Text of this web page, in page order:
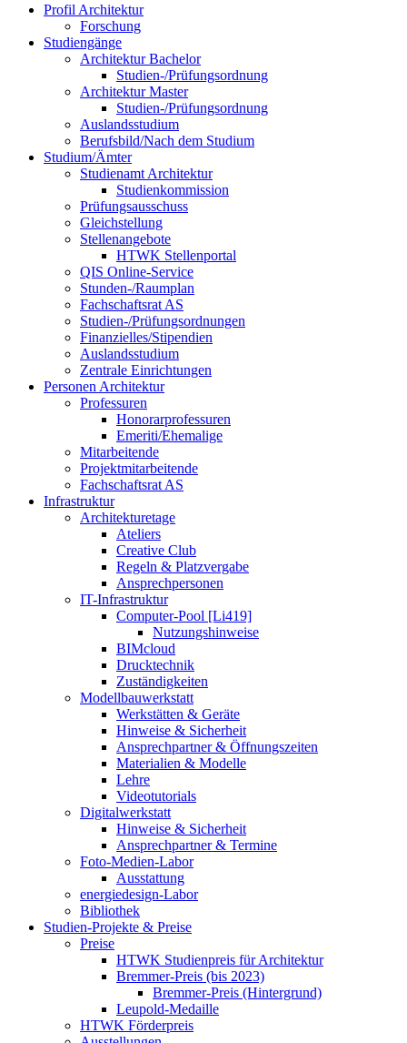
Profil Architektur
Forschung
Studiengänge
Architektur Bachelor
Studien-/Prüfungsordnung
Architektur Master
Studien-/Prüfungsordnung
Auslandsstudium
Berufsbild/Nach dem Studium
Studium/Ämter
Studienamt Architektur
Studienkommission
Prüfungsausschuss
Gleichstellung
Stellenangebote
HTWK Stellenportal
QIS Online-Service
Stunden-/Raumplan
Fachschaftsrat AS
Studien-/Prüfungsordnungen
Finanzielles/Stipendien
Auslandsstudium
Zentrale Einrichtungen
Personen Architektur
Professuren
Honorarprofessuren
Emeriti/Ehemalige
Mitarbeitende
Projektmitarbeitende
Fachschaftsrat AS
Infrastruktur
Architekturetage
Ateliers
Creative Club
Regeln & Platzvergabe
Ansprechpersonen
IT-Infrastruktur
Computer-Pool [Li419]
Nutzungshinweise
BIMcloud
Drucktechnik
Zuständigkeiten
Modellbauwerkstatt
Werkstätten & Geräte
Hinweise & Sicherheit
Ansprechpartner & Öffnungszeiten
Materialien & Modelle
Lehre
Videotutorials
Digitalwerkstatt
Hinweise & Sicherheit
Ansprechpartner & Termine
Foto-Medien-Labor
Ausstattung
energiedesign-Labor
Bibliothek
Studien-Projekte & Preise
Preise
HTWK Studienpreis für Architektur
Bremmer-Preis (bis 2023)
Bremmer-Preis (Hintergrund)
Leupold-Medaille
HTWK Förderpreis